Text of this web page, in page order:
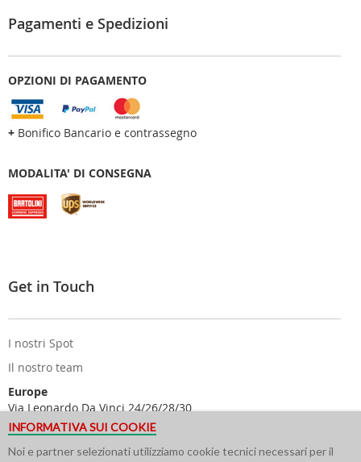
Pagamenti e Spedizioni
OPZIONI DI PAGAMENTO
+ Bonifico Bancario e contrassegno
MODALITA' DI CONSEGNA
Get in Touch
I nostri Spot
Il nostro team
Europe
Via Leonardo Da Vinci 24/26/28/30
25122 Brescia - Italy
USA
INFORMATIVA SUI COOKIE
Noi e partner selezionati utilizziamo cookie tecnici necessari per il